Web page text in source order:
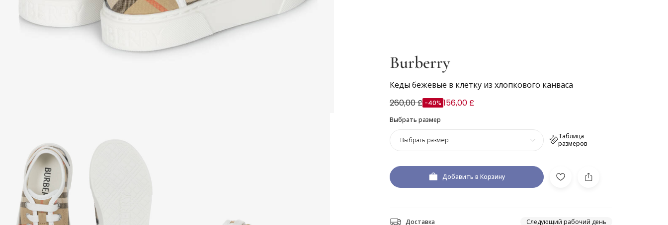
Burberry
Кеды бежевые в клетку из хлопкового канваса
260,00 £ -40% 156,00 £
Выбрать размер
Таблица
размеров
Выбрать размер
Добавить в Корзину
Доставка Следующий рабочий день